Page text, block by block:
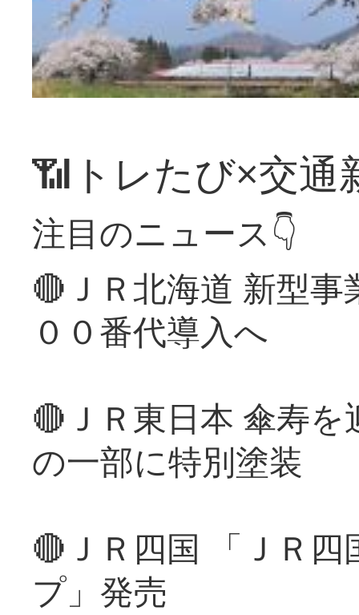
📶トレたび×交通
注目のニュース👇
🔴ＪＲ北海道 新型
００番代導入へ
🔴ＪＲ東日本 傘寿
の一部に特別塗装
🔴ＪＲ四国 「ＪＲ
プ」発売